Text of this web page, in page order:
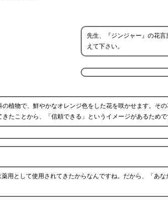
先生、『ジンジャー』の花
えて下さい。
の植物で、鮮やかなオレンジ色をした花を咲かせます。そ
たことから、「信頼できる」というイメージがあるためで
用として使用されてきたからなんですね。だから、「あ